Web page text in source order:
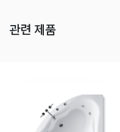
관련 제품